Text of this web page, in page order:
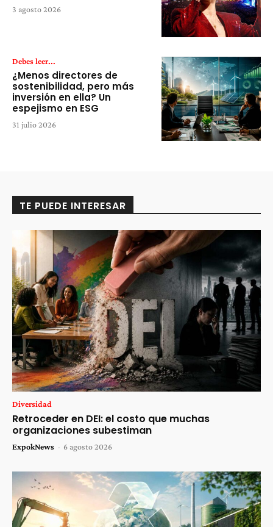
3 agosto 2026
Debes leer...
¿Menos directores de
sostenibilidad, pero más
inversión en ella? Un
espejismo en ESG
31 julio 2026
TE PUEDE INTERESAR
Diversidad
Retroceder en DEI: el costo que muchas
organizaciones subestiman
ExpokNews - 6 agosto 2026